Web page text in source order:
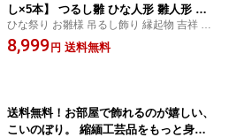
し×5本】 つるし雛 ひな人形 雛人形 ち
りめん インテリア つるし飾り さげもん
人形 女の子 吊るし飾り 誕生日 雛祭り
ひな祭り お雛様 吊るし飾り 縁起物 吉祥 鶴
ふくろう 和雑貨 プレゼント
8,999 円 送料無料
送料無料！お部屋で飾れるのが嬉しい、
こいのぼり。 縮緬工芸品をもっと身近